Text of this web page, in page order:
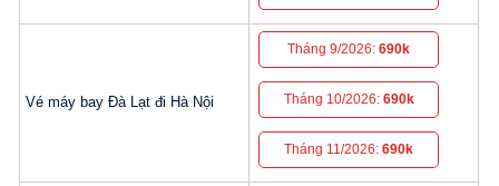
Vé máy bay Đà Lạt đi Hà Nội
Tháng 9/2026:690k
Tháng 10/2026: 690k
Tháng 11/2026:690k